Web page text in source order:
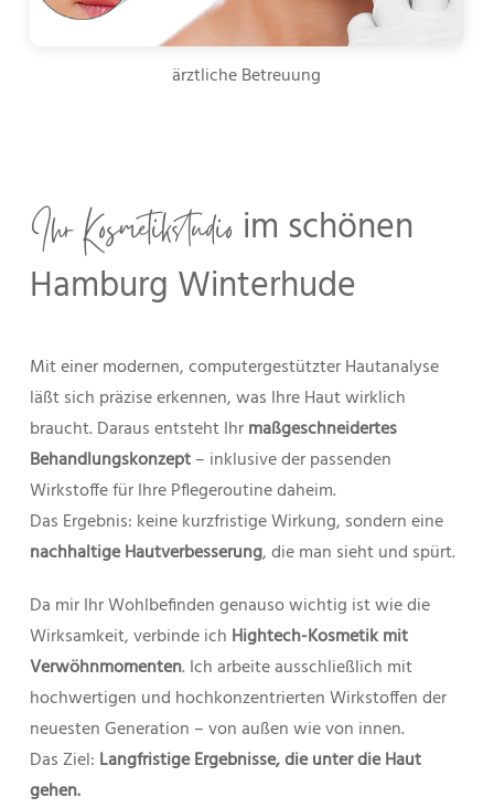
ärztliche Betreuung
Ihr Kosmetikstudio im schönen
Hamburg Winterhude
Mit einer modernen, computergestützter Hautanalyse
läßt sich präzise erkennen, was Ihre Haut wirklich
braucht. Daraus entsteht Ihrmaßgeschneidertes
Behandlungskonzept– inklusive der passenden
Wirkstoffe für Ihre Pflegeroutine daheim.
Das Ergebnis: keine kurzfristige Wirkung, sondern eine
nachhaltige Hautverbesserung, die man sieht und spürt.
Da mir Ihr Wohlbefinden genauso wichtig ist wie die
Wirksamkeit, verbinde ich Hightech-Kosmetik mit
Verwöhnmomenten. Ich arbeite ausschließlich mit
hochwertigen und hochkonzentrierten Wirkstoffen der
neuesten Generation – von außen wie von innen.
Das Ziel: Langfristige Ergebnisse, die unter die Haut
gehen.